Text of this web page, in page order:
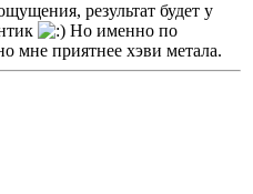
результат будет у
Но именно по
мне приятнее хэви метала.